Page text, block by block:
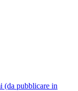
(da pubblicare in